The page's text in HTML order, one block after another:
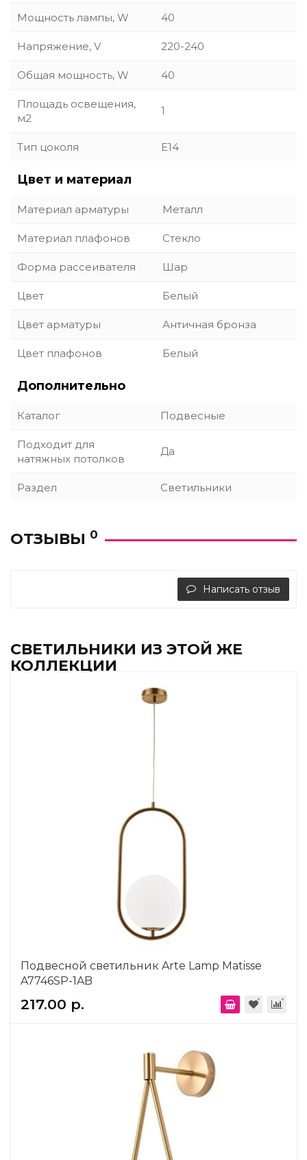
Мощность лампы, W 40
Напряжение, V 220-240
Общая мощность, W 40
Площадь освещения,
м2
1
Тип цоколя E14
Цвет и материал
Материал арматуры Металл
Материал плафонов Стекло
Форма рассеивателя Шар
Цвет Белый
Цвет арматуры Античная бронза
Цвет плафонов Белый
Дополнительно
Каталог Подвесные
Подходит для
натяжных потолков
Да
Раздел Светильники
ОТЗЫВЫ 0
Написать отзыв
СВЕТИЛЬНИКИ ИЗ ЭТОЙ ЖЕ
КОЛЛЕКЦИИ
Подвесной светильник Arte Lamp Matisse
A7746SP-1AB
217.00 р.